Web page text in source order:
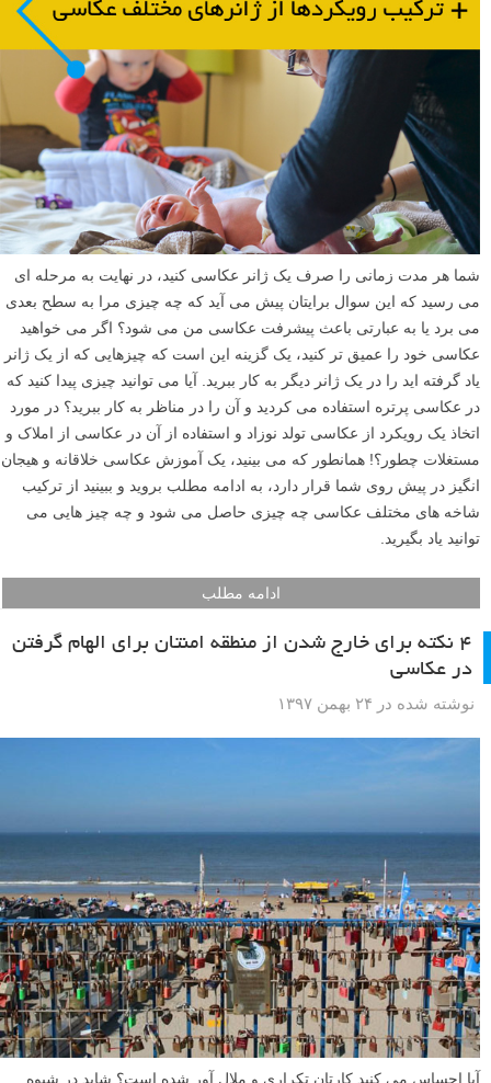
شما هر مدت زمانی را صرف یک ژانر عکاسی کنید، در نهایت به مرحله ای
می رسید که این سوال برایتان پیش می آید که چه چیزی مرا به سطح بعدی
می برد یا به عبارتی باعث پیشرفت عکاسی من می شود؟ اگر می خواهید
عکاسی خود را عمیق تر کنید، یک گزینه این است که چیزهایی که از یک ژانر
یاد گرفته اید را در یک ژانر دیگر به کار ببرید. آیا می توانید چیزی پیدا کنید که
در عکاسی پرتره استفاده می کردید و آن را در مناظر به کار ببرید؟ در مورد
اتخاذ یک رویکرد از عکاسی تولد نوزاد و استفاده از آن در عکاسی از املاک و
مستغلات چطور؟! همانطور که می بینید، یک آموزش عکاسی خلاقانه و هیجان
انگیز در پیش روی شما قرار دارد، به ادامه مطلب بروید و ببینید از ترکیب
شاخه های مختلف عکاسی چه چیزی حاصل می شود و چه چیز هایی می
توانید یاد بگیرید.
ادامه مطلب
۴ نکته برای خارج شدن از منطقه امنتان برای الهام گرفتن
در عکاسی
نوشته شده در ۲۴ بهمن ۱۳۹۷
آیا احساس می کنید کارتان تکراری و ملال آور شده است؟ شاید در شیوه